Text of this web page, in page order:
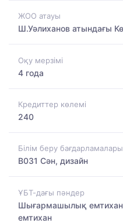
ЖОО атауы
Ш.Уәлиханов атындағы
Оқу мерзімі
4 года
Кредиттер көлемі
240
Білім беру
B031 Сән, дизайн
ҰБТ-дағы пәндер
Шығармашылық
емтихан